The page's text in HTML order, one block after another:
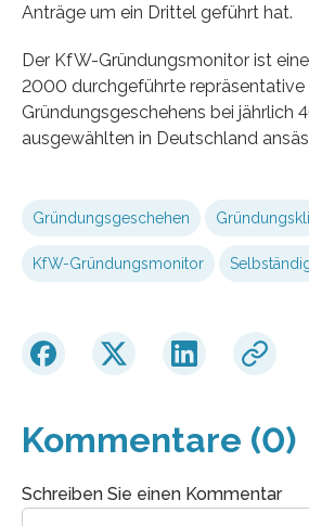
Anträge um ein Drittel geführt hat.
Der KfW-Gründungsmonitor ist
2000 durchgeführte repräsentative
Gründungsgeschehens bei jährlich
ausgewählten in Deutschland
Gründungsgeschehen
KfW-Gründungsmonitor
Kommentare (0)
Schreiben Sie einen Kommentar